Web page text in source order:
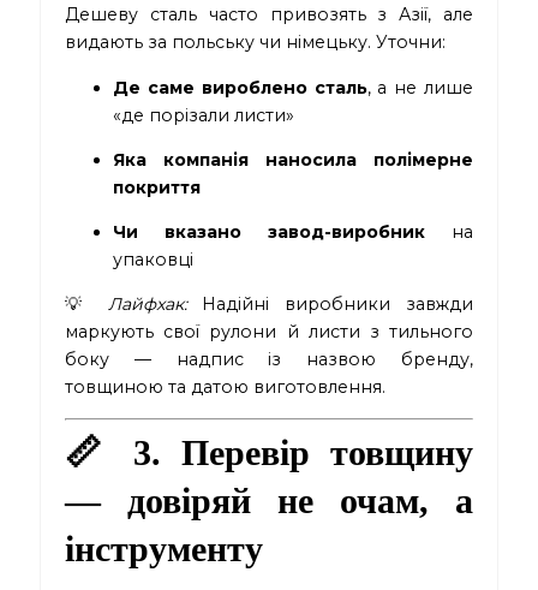
Дешеву сталь часто привозять з Азії, але
видають за польську чи німецьку. Уточни:
Де саме вироблено сталь, а не лише
«де порізали листи»
Яка компанія наносила полімерне
покриття
Чи вказано завод-виробникна
упаковці
💡 Лайфхак:Надійні виробники завжди
маркують свої рулони й листи з тильного
боку — надпис із назвою бренду,
товщиною та датою виготовлення.
📏 3. Перевір товщину
— довіряй не очам, а
інструменту